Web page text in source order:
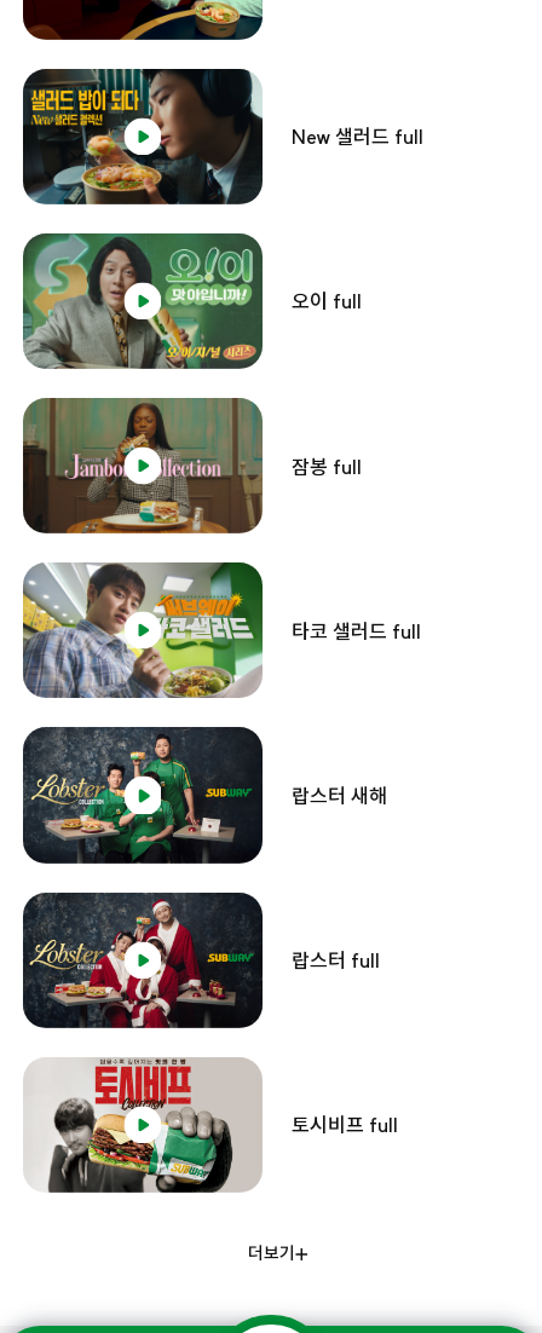
New 샐러드 full
오이 full
잠봉 full
타코 샐러드 full
랍스터 새해
랍스터 full
토시비프 full
더보기